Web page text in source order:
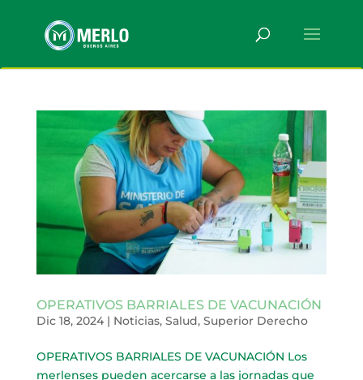
OPERATIVOS BARRIALES DE VACUNACIÓN
Dic 18, 2024| Noticias, Salud, Superior Derecho
OPERATIVOS BARRIALES DE VACUNACIÓN Los
merlenses pueden acercarse a las jornadas que